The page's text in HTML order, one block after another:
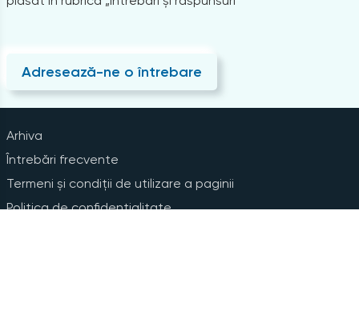
Adresează-ne o întrebare
Arhiva
Întrebări frecvente
Termeni și condiții de utilizare a paginii
Politica de confidențialitate